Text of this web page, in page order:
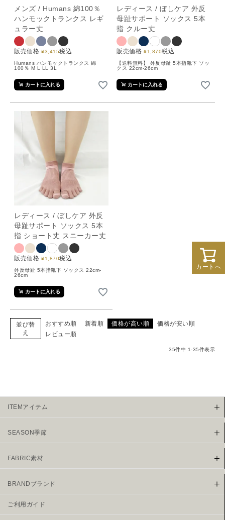
メンズ / Humans 綿100％
ハンモックトランクス レギ
ュラー丈
販売価格 ¥3,415税込
Humans ハンモックトランクス 綿
100％ M L LL 3L
カートに入れる
レディース / ぼしケア 外反
母趾サポート ソックス 5本
指 クルー丈
販売価格 ¥1,870税込
【送料無料】 外反母趾 5本指靴下 ソッ
クス 22cm-26cm
カートに入れる
レディース / ぼしケア 外反
母趾サポート ソックス 5本
指 ショート丈 スニーカー丈
販売価格 ¥1,870税込
外反母趾 5本指靴下 ソックス 22cm-
26cm
カートに入れる
並び替
え
おすすめ順 新着順 価格が高い順
価格が安い順
レビュー順
35件中 1-35件表示
カートへ
ITEMアイテム
SEASON季節
FABRIC素材
BRANDブランド
ご利用ガイド